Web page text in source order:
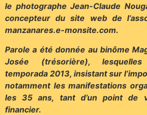
le photographe Jean-Claude
concepteur du site web de
manzanares.e-monsite.com.
Parole a été donnée au binôme
Josée (trésorière),
temporada 2013, insistant sur
notamment les manifestations
les 35 ans, tant d’un point de
financier.